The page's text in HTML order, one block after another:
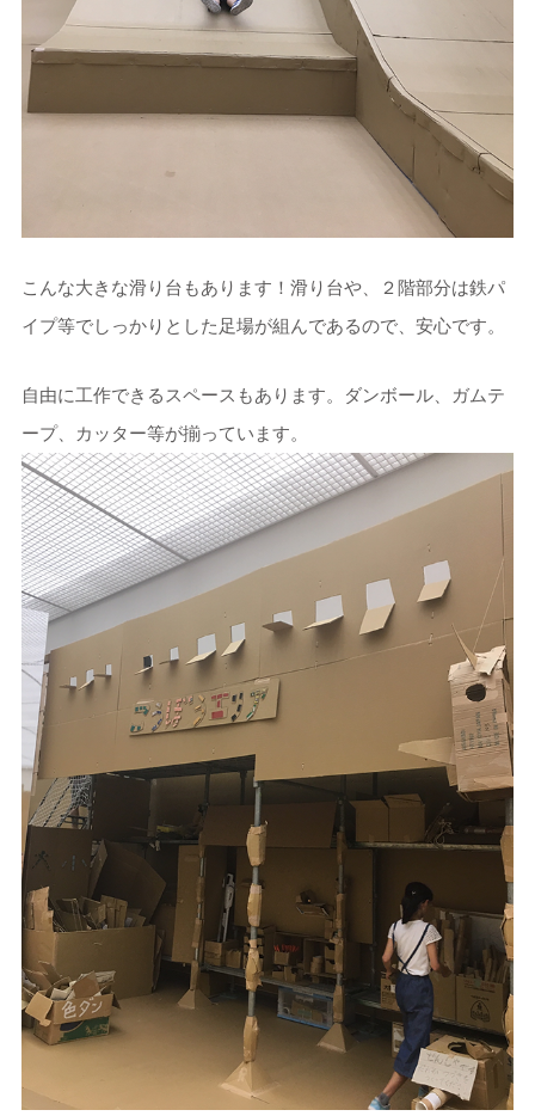
こんな大きな滑り台もあります！滑り台や、２階部分は鉄パ
イプ等でしっかりとした足場が組んであるので、安心です。
自由に工作できるスペースもあります。ダンボール、ガムテ
ープ、カッター等が揃っています。